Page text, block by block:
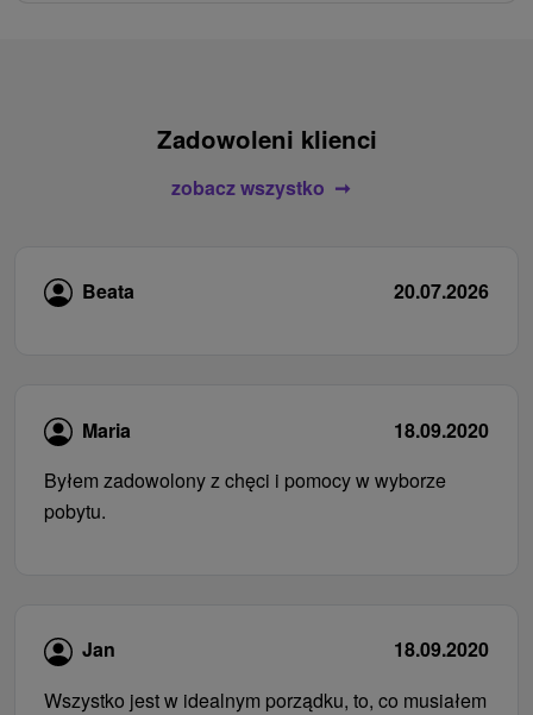
Zadowoleni klienci
zobacz wszystko
Beata 20.07.2026
Maria
18.09.2020
Byłem zadowolony z chęci i pomocy w wyborze
pobytu.
Jan
18.09.2020
Wszystko jest w idealnym porządku, to, co musiałem